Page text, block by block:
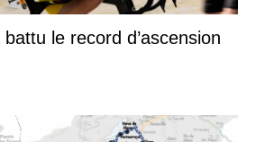
le record d’ascension